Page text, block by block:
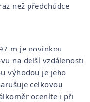
než předchůdce
m je novinkou
na delší vzdálenosti
výhodou je jeho
celkovou
oceníte i při